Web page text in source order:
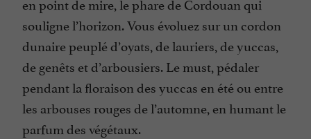
souligne l’horizon. Vous évoluez sur un cordon
dunaire peuplé d’oyats, de lauriers, de yuccas,
de genêts et d’arbousiers. Le must, pédaler
pendant la floraison des yuccas en été ou entre
les arbouses rouges de l’automne, en humant le
parfum des végétaux.